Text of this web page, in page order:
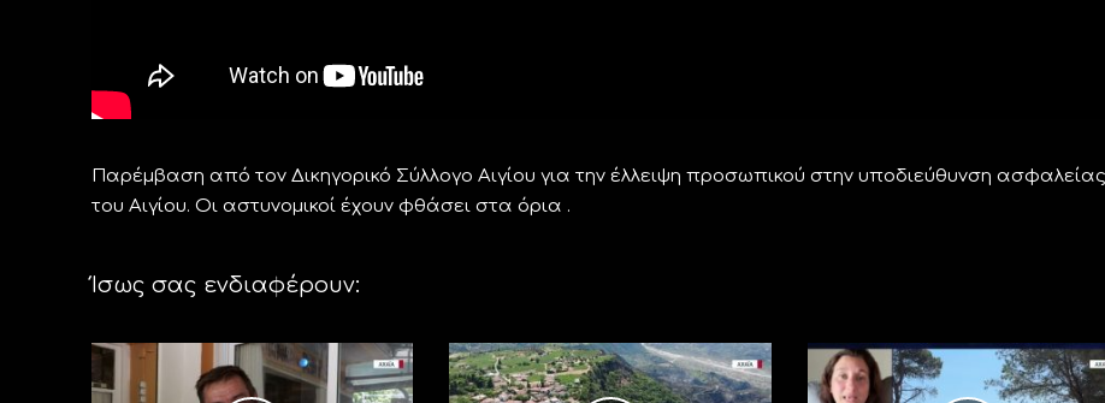
Παρέμβαση από τον Δικηγορικό Σύλλογο Αιγίου για την έλλειψη προσωπικού στην υποδιεύθυνση ασφαλείας
του Αιγίου. Οι αστυνομικοί έχουν φθάσει στα όρια .
Ίσως σας ενδιαφέρουν: